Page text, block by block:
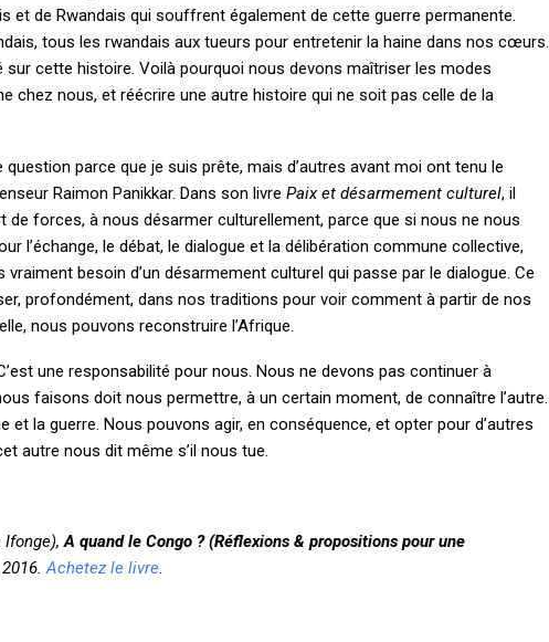
et de Rwandais qui souffrent également de cette guerre permanente.
tous les rwandais aux tueurs pour entretenir la haine dans nos cœurs.
cette histoire. Voilà pourquoi nous devons maîtriser les modes
chez nous, et réécrire une autre histoire qui ne soit pas celle de la
parce que je suis prête, mais d’autres avant moi ont tenu le
Raimon Panikkar. Dans son livre Paix et désarmement culturel, il
de forces, à nous désarmer culturellement, parce que si nous ne nous
l’échange, le débat, le dialogue et la délibération commune collective,
besoin d’un désarmement culturel qui passe par le dialogue. Ce
profondément, dans nos traditions pour voir comment à partir de nos
nous pouvons reconstruire l’Afrique.
une responsabilité pour nous. Nous ne devons pas continuer à
faisons doit nous permettre, à un certain moment, de connaître l’autre.
et la guerre. Nous pouvons agir, en conséquence, et opter pour d’autres
autre nous dit même s’il nous tue.
Ifonge),A quand le Congo ? (Réflexions & propositions pour une
2016.Achetez le livre.